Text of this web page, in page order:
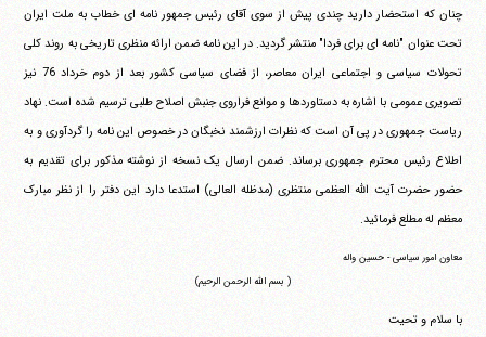
چنان که استحضار دارید چندی پیش از سوی آقای رئیس جمهور نامه ای خطاب به ملت ایران
تحت عنوان "نامه ای برای فردا" منتشر گردید. در این نامه ضمن ارائه منظری تاریخی به روند کلی
تحولات سیاسی و اجتماعی ایران معاصر، از فضای سیاسی کشور بعد از دوم خرداد 76 نیز
تصویری عمومی با اشاره به دستاوردها و موانع فراروی جنبش اصلاح طلبی ترسیم شده است. نهاد
ریاست جمهوری در پی آن است که نظرات ارزشمند نخبگان در خصوص این نامه را گردآوری و به
اطلاع رئیس محترم جمهوری برساند. ضمن ارسال یک نسخه از نوشته مذکور برای تقدیم به
حضور حضرت آیت الله العظمی منتظری (مدظله العالی) استدعا دارد این دفتر را از نظر مبارک
معظم له مطلع فرمائید.
معاون امور سیاسی - حسین واله
( بسم الله الرحمن الرحیم)
با سلام و تحیت